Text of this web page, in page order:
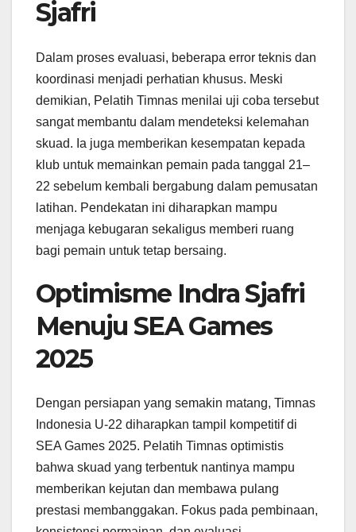
Sjafri
Dalam proses evaluasi, beberapa error teknis dan
koordinasi menjadi perhatian khusus. Meski
demikian, Pelatih Timnas menilai uji coba tersebut
sangat membantu dalam mendeteksi kelemahan
skuad. Ia juga memberikan kesempatan kepada
klub untuk memainkan pemain pada tanggal 21–
22 sebelum kembali bergabung dalam pemusatan
latihan. Pendekatan ini diharapkan mampu
menjaga kebugaran sekaligus memberi ruang
bagi pemain untuk tetap bersaing.
Optimisme Indra Sjafri
Menuju SEA Games
2025
Dengan persiapan yang semakin matang, Timnas
Indonesia U-22 diharapkan tampil kompetitif di
SEA Games 2025. Pelatih Timnas optimistis
bahwa skuad yang terbentuk nantinya mampu
memberikan kejutan dan membawa pulang
prestasi membanggakan. Fokus pada pembinaan,